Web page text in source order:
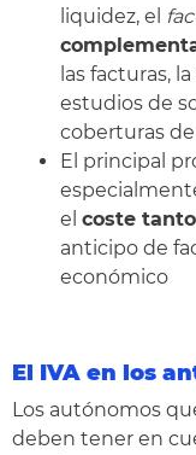
liquidez, el
las facturas,
estudios de
coberturas
El principal
el coste
anticipo de
económico
El IVA en los
Los autónomos
deben tener en